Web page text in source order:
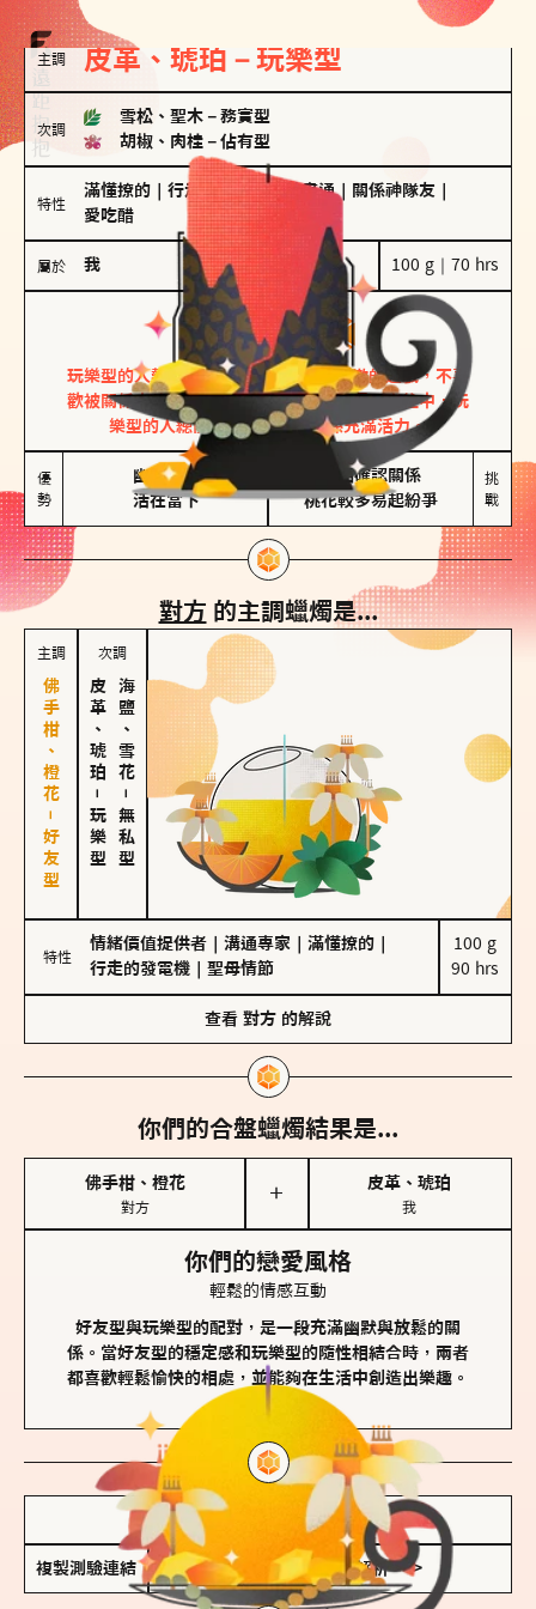
主調 皮革、琥珀－玩樂型
次調
雪松、聖木 － 務實型
胡椒、肉桂 － 佔有型
特性
滿懂撩的 行走的發電機｜ 計畫通｜ 關係神隊友
愛吃醋
屬於 我 100 g｜70 hrs
玩樂型
皮革、琥珀
玩樂型的人熱情洋溢，視戀愛為一場刺激的遊戲，不喜
歡被關係中的限制綑綁。無論是約會中還是交往中，玩
樂型的人總能帶來樂趣，讓關係充滿活力。
優
勢
幽默風趣
活在當下
害怕確認關係
桃花較多易起紛爭
挑
戰
對方 的主調蠟燭是...
主調
佛手柑、橙花－好友型
次調
皮革、琥珀
－
玩樂型
海鹽、雪花
－
無私型
特性
情緒價值提供者 溝通專家 滿懂撩的
行走的發電機
聖母情節
100 g
90 hrs
查看 對方 的解說
你們的合盤蠟燭結果是...
佛手柑、橙花
對方
＋
皮革、琥珀
我
你們的戀愛風格
輕鬆的情感互動
好友型與玩樂型的配對，是一段充滿幽默與放鬆的關
係。當好友型的穩定感和玩樂型的隨性相結合時，兩者
都喜歡輕鬆愉快的相處，並能夠在生活中創造出樂趣。
儲存我的結果圖
複製測驗連結 查看香氛類型全解析 >>>